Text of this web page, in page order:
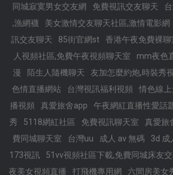
同城寂寞男女交友網
免費視訊交友聊天
,漁網襪
美女激情交友聊天社區,激情電影網
訊交友聊天
85街官網st 香港午夜免費裸
人視頻社區,免費午夜視頻聊天室
mm夜色
漫
陌生人隨機聊天 友加怎麼約炮,時裝秀
色情直播網站
台灣視訊福利視頻 情色線
播視頻
真愛旅舍app 午夜網紅直播性愛話
秀
5118網紅社區 免費視訊聊天室 真愛旅
費同城聊天室
台灣uu 成人 av 無碼 3d 成
173視訊
51vv視頻社區下載,免費同城床友
夜美女視頻直播
打飛機專用網 六間房美女